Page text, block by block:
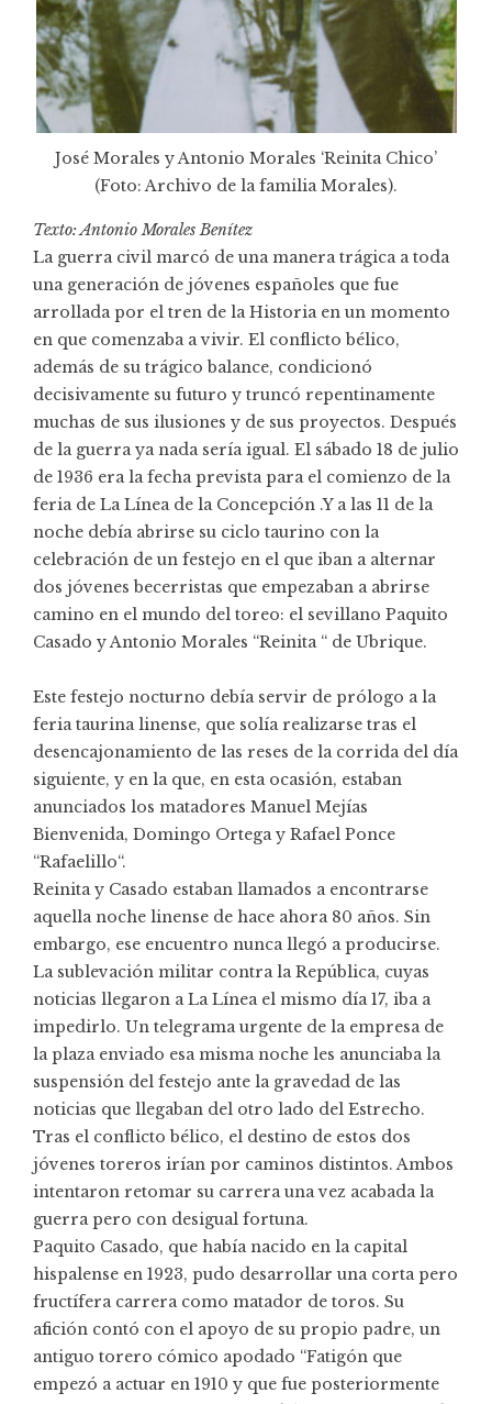
José Morales y Antonio Morales ‘Reinita Chico’
(Foto: Archivo de la familia Morales).
Texto: Antonio Morales Benítez
La guerra civil marcó de una manera trágica a toda
una generación de jóvenes españoles que fue
arrollada por el tren de la Historia en un momento
en que comenzaba a vivir. El conflicto bélico,
además de su trágico balance, condicionó
decisivamente su futuro y truncó repentinamente
muchas de sus ilusiones y de sus proyectos. Después
de la guerra ya nada sería igual. El sábado 18 de julio
de 1936 era la fecha prevista para el comienzo de la
feria de La Línea de la Concepción .Y a las 11 de la
noche debía abrirse su ciclo taurino con la
celebración de un festejo en el que iban a alternar
dos jóvenes becerristas que empezaban a abrirse
camino en el mundo del toreo: el sevillano Paquito
Casado y Antonio Morales “Reinita “ de Ubrique.
Este festejo nocturno debía servir de prólogo a la
feria taurina linense, que solía realizarse tras el
desencajonamiento de las reses de la corrida del día
siguiente, y en la que, en esta ocasión, estaban
anunciados los matadores Manuel Mejías
Bienvenida, Domingo Ortega y Rafael Ponce
“Rafaelillo“.
Reinita y Casado estaban llamados a encontrarse
aquella noche linense de hace ahora 80 años. Sin
embargo, ese encuentro nunca llegó a producirse.
La sublevación militar contra la República, cuyas
noticias llegaron a La Línea el mismo día 17, iba a
impedirlo. Un telegrama urgente de la empresa de
la plaza enviado esa misma noche les anunciaba la
suspensión del festejo ante la gravedad de las
noticias que llegaban del otro lado del Estrecho.
Tras el conflicto bélico, el destino de estos dos
jóvenes toreros irían por caminos distintos. Ambos
intentaron retomar su carrera una vez acabada la
guerra pero con desigual fortuna.
Paquito Casado, que había nacido en la capital
hispalense en 1923, pudo desarrollar una corta pero
fructífera carrera como matador de toros. Su
afición contó con el apoyo de su propio padre, un
antiguo torero cómico apodado “Fatigón que
empezó a actuar en 1910 y que fue posteriormente